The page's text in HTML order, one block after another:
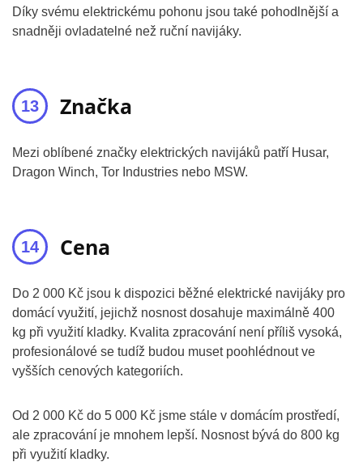
Díky svému elektrickému pohonu jsou také pohodlnější a
snadněji ovladatelné než ruční navijáky.
Značka
Mezi oblíbené značky elektrických navijáků patří Husar,
Dragon Winch, Tor Industries nebo MSW.
Cena
Do 2 000 Kč jsou k dispozici běžné elektrické navijáky pro
domácí využití, jejichž nosnost dosahuje maximálně 400
kg při využití kladky. Kvalita zpracování není příliš vysoká,
profesionálové se tudíž budou muset poohlédnout ve
vyšších cenových kategoriích.
Od 2 000 Kč do 5 000 Kč jsme stále v domácím prostředí,
ale zpracování je mnohem lepší. Nosnost bývá do 800 kg
při využití kladky.